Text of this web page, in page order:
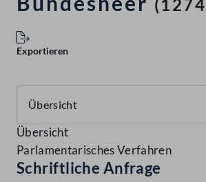
Exportieren
Übersicht
Parlamentarisches Verfahren
Schriftliche Anfrage